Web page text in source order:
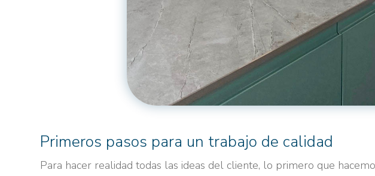
Primeros pasos para un trabajo de calidad
Para hacer realidad todas las ideas del cliente, lo primero que